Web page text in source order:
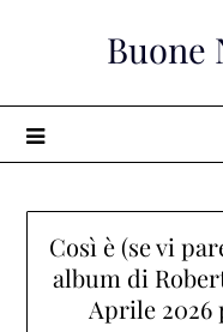
Buone
Così è (se vi
album di
Aprile 2026